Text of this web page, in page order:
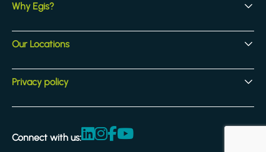
Experienced Hires
Core Jobs
Why Egis?
Our Culture
Our Activites
Benefits
Our Locations
Locations
Privacy policy
Legal & compliance
Accessibility statement
Connect with us: